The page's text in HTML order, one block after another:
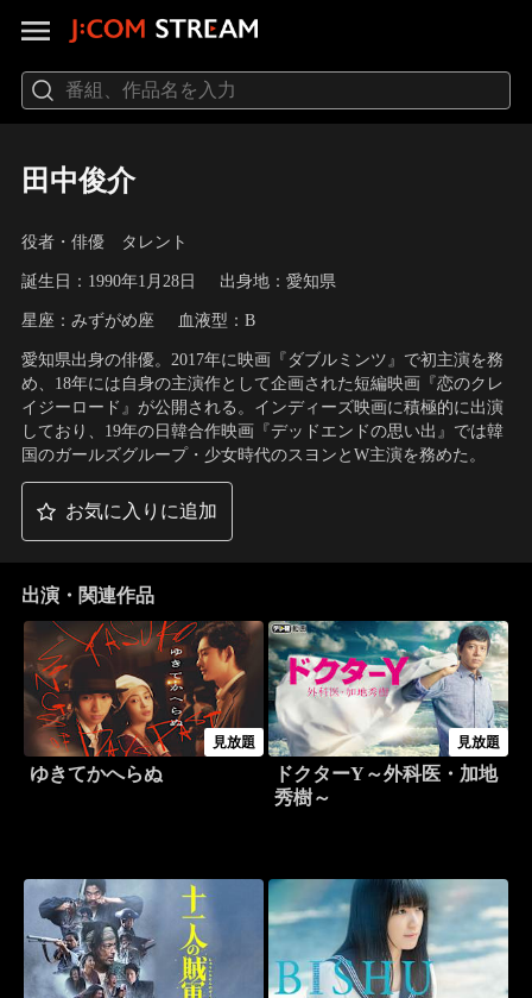
田中俊介
役者・俳優 タレント
誕生日：1990年1月28日 出身地：愛知県
星座：みずがめ座 血液型：B
愛知県出身の俳優。2017年に映画『ダブルミンツ』で初主演を務
め、18年には自身の主演作として企画された短編映画『恋のクレ
イジーロード』が公開される。インディーズ映画に積極的に出演
しており、19年の日韓合作映画『デッドエンドの思い出』では韓
国のガールズグループ・少女時代のスヨンとW主演を務めた。
お気に入りに追加
出演・関連作品
見放題
ゆきてかへらぬ
見放題
ドクターY～外科医・加地
秀樹～